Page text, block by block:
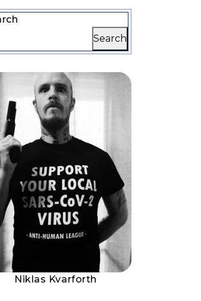
Search
Niklas Kvarforth